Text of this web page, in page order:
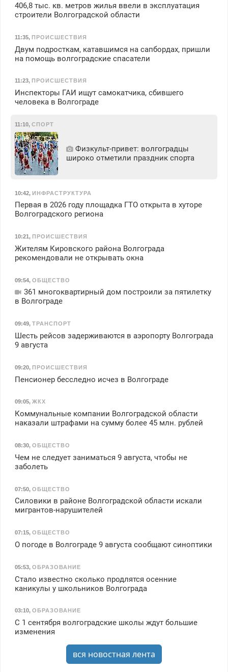
406,8 тыс. кв. метров жилья ввели в эксплуатация
строители Волгоградской области
11:35, ПРОИСШЕСТВИЯ
Двум подросткам, катавшимся на сапбордах, пришли
на помощь волгоградские спасатели
11:23, ПРОИСШЕСТВИЯ
Инспекторы ГАИ ищут самокатчика, сбившего
человека в Волгограде
11:10, СПОРТ
Физкульт‑привет: волгоградцы
широко отметили праздник спорта
10:42, ИНФРАСТРУКТУРА
Первая в 2026 году площадка ГТО открыта в хуторе
Волгоградского региона
10:21, ПРОИСШЕСТВИЯ
Жителям Кировского района Волгограда
рекомендовали не открывать окна
09:54, ОБЩЕСТВО
361 многоквартирный дом построили за пятилетку
в Волгограде
09:49, ТРАНСПОРТ
Шесть рейсов задерживаются в аэропорту Волгограда
9 августа
09:20, ПРОИСШЕСТВИЯ
Пенсионер бесследно исчез в Волгограде
09:05, ЖКХ
Коммунальные компании Волгоградской области
наказали штрафами на сумму более 45 млн. рублей
08:30, ОБЩЕСТВО
Чем не следует заниматься 9 августа, чтобы не
заболеть
07:50, ОБЩЕСТВО
Силовики в районе Волгоградской области искали
мигрантов-нарушителей
07:15, ОБЩЕСТВО
О погоде в Волгограде 9 августа сообщают синоптики
05:53, ОБРАЗОВАНИЕ
Стало известно сколько продлятся осенние
каникулы у школьников Волгограда
03:10, ОБРАЗОВАНИЕ
С 1 сентября волгоградские школы ждут большие
изменения
вся новостная лента